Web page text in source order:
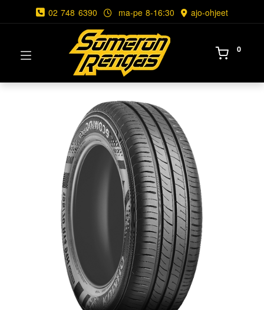
02 748 6390 ma-pe 8-16:30 ajo-ohjeet
0